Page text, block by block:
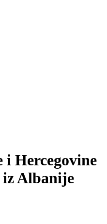
i Hercegovine
iz Albanije